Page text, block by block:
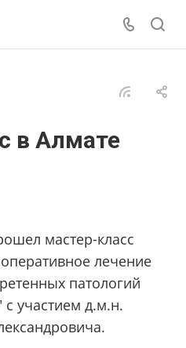
в Алмате
мастер-класс
лечение
патологий
участием д.м.н.